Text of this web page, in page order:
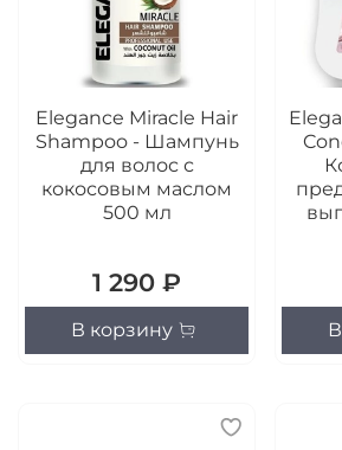
Elegance Miracle Hair
Shampoo - Шампунь
для волос с
кокосовым маслом
500 мл
1 290 ₽
В корзину